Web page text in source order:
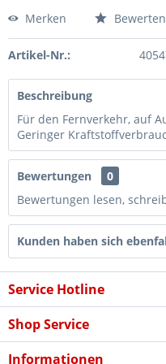
Merken Bewerten
Artikel-Nr.:
Beschreibung
Für den Fernverkehr, auf
Geringer
Bewertungen
0
Bewertungen lesen,
Kunden haben sich
Service Hotline
Shop Service
Informationen